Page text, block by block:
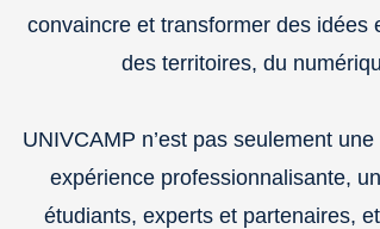
convaincre et transformer des idées
des territoires, du
UNIVCAMP n’est pas seulement
expérience professionnalisante,
étudiants, experts et partenaires,